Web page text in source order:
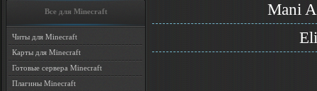
Все для Minecraft
Читы для Minecraft
Карты для Minecraft
Готовые сервера Minecraft
Плагины Minecraft
Mani